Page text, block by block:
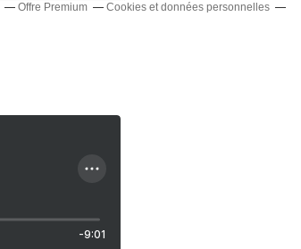
Offre Premium
Cookies et données personnelles
-9:01